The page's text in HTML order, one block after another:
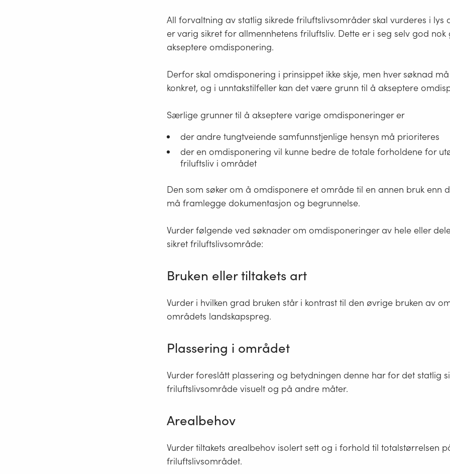
All forvaltning av statlig sikrede friluftslivsområder skal vurderes i lys
er varig sikret for allmennhetens friluftsliv. Dette er i seg selv god nok
akseptere omdisponering.
Derfor skal omdisponering i prinsippet ikke skje, men hver søknad
konkret, og i unntakstilfeller kan det være grunn til å akseptere
Særlige grunner til å akseptere varige omdisponeringer er
der andre tungtveiende samfunnstjenlige hensyn må prioriteres
der en omdisponering vil kunne bedre de totale forholdene for
friluftsliv i området
Den som søker om å omdisponere et område til en annen bruk enn
må framlegge dokumentasjon og begrunnelse.
Vurder følgende ved søknader om omdisponeringer av hele eller
sikret friluftslivsområde:
Bruken eller tiltakets art
Vurder i hvilken grad bruken står i kontrast til den øvrige bruken av
områdets landskapspreg.
Plassering i området
Vurder foreslått plassering og betydningen denne har for det statlig
friluftslivsområde visuelt og på andre måter.
Arealbehov
Vurder tiltakets arealbehov isolert sett og i forhold til totalstørrelsen
friluftslivsområdet.